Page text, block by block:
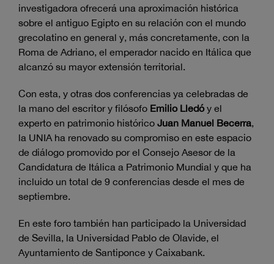
investigadora ofrecerá una aproximación histórica
sobre el antiguo Egipto en su relación con el mundo
grecolatino en general y, más concretamente, con la
Roma de Adriano, el emperador nacido en Itálica que
alcanzó su mayor extensión territorial.
Con esta, y otras dos conferencias ya celebradas de
la mano del escritor y filósofo Emilio Lledóy el
experto en patrimonio histórico Juan Manuel Becerra,
la UNIA ha renovado su compromiso en este espacio
de diálogo promovido por el Consejo Asesor de la
Candidatura de Itálica a Patrimonio Mundial y que ha
incluido un total de 9 conferencias desde el mes de
septiembre.
En este foro también han participado la Universidad
de Sevilla, la Universidad Pablo de Olavide, el
Ayuntamiento de Santiponce y Caixabank.